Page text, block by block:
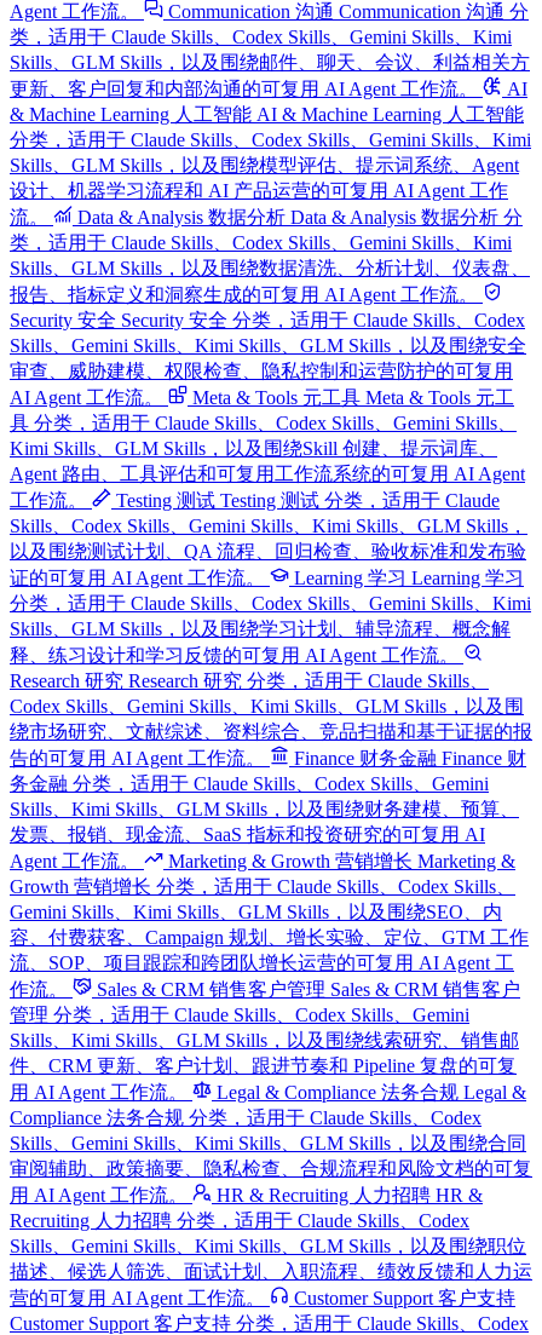
Agent 工作流。
Communication 沟通 Communication 沟通 分
类，适用于 Claude Skills、Codex Skills、Gemini Skills、Kimi
Skills、GLM Skills，以及围绕邮件、聊天、会议、利益相关方
更新、客户回复和内部沟通的可复用 AI Agent 工作流。
AI
& Machine Learning 人工智能 AI & Machine Learning 人工智能
分类，适用于 Claude Skills、Codex Skills、Gemini Skills、Kimi
Skills、GLM Skills，以及围绕模型评估、提示词系统、Agent
设计、机器学习流程和 AI 产品运营的可复用 AI Agent 工作
流。
Data & Analysis 数据分析 Data & Analysis 数据分析 分
类，适用于 Claude Skills、Codex Skills、Gemini Skills、Kimi
Skills、GLM Skills，以及围绕数据清洗、分析计划、仪表盘、
报告、指标定义和洞察生成的可复用 AI Agent 工作流。
Security 安全 Security 安全 分类，适用于 Claude Skills、Codex
Skills、Gemini Skills、Kimi Skills、GLM Skills，以及围绕安全
审查、威胁建模、权限检查、隐私控制和运营防护的可复用
AI Agent 工作流。
Meta & Tools 元工具 Meta & Tools 元工
具 分类，适用于 Claude Skills、Codex Skills、Gemini Skills、
Kimi Skills、GLM Skills，以及围绕Skill 创建、提示词库、
Agent 路由、工具评估和可复用工作流系统的可复用 AI Agent
工作流。
Testing 测试 Testing 测试 分类，适用于 Claude
Skills、Codex Skills、Gemini Skills、Kimi Skills、GLM Skills，
以及围绕测试计划、QA 流程、回归检查、验收标准和发布验
证的可复用 AI Agent 工作流。
Learning 学习 Learning 学习
分类，适用于 Claude Skills、Codex Skills、Gemini Skills、Kimi
Skills、GLM Skills，以及围绕学习计划、辅导流程、概念解
释、练习设计和学习反馈的可复用 AI Agent 工作流。
Research 研究 Research 研究 分类，适用于 Claude Skills、
Codex Skills、Gemini Skills、Kimi Skills、GLM Skills，以及围
绕市场研究、文献综述、资料综合、竞品扫描和基于证据的报
告的可复用 AI Agent 工作流。
Finance 财务金融 Finance 财
务金融 分类，适用于 Claude Skills、Codex Skills、Gemini
Skills、Kimi Skills、GLM Skills，以及围绕财务建模、预算、
发票、报销、现金流、SaaS 指标和投资研究的可复用 AI
Agent 工作流。
Marketing & Growth 营销增长 Marketing &
Growth 营销增长 分类，适用于 Claude Skills、Codex Skills、
Gemini Skills、Kimi Skills、GLM Skills，以及围绕SEO、内
容、付费获客、Campaign 规划、增长实验、定位、GTM 工作
流、SOP、项目跟踪和跨团队增长运营的可复用 AI Agent 工
作流。
Sales & CRM 销售客户管理 Sales & CRM 销售客户
管理 分类，适用于 Claude Skills、Codex Skills、Gemini
Skills、Kimi Skills、GLM Skills，以及围绕线索研究、销售邮
件、CRM 更新、客户计划、跟进节奏和 Pipeline 复盘的可复
用 AI Agent 工作流。
Legal & Compliance 法务合规 Legal &
Compliance 法务合规 分类，适用于 Claude Skills、Codex
Skills、Gemini Skills、Kimi Skills、GLM Skills，以及围绕合同
审阅辅助、政策摘要、隐私检查、合规流程和风险文档的可复
用 AI Agent 工作流。
HR & Recruiting 人力招聘 HR &
Recruiting 人力招聘 分类，适用于 Claude Skills、Codex
Skills、Gemini Skills、Kimi Skills、GLM Skills，以及围绕职位
描述、候选人筛选、面试计划、入职流程、绩效反馈和人力运
营的可复用 AI Agent 工作流。
Customer Support 客户支持
Customer Support 客户支持 分类，适用于 Claude Skills、Codex